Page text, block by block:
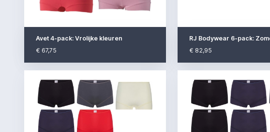
Avet 4-pack: Vrolijke kleuren
€ 67,75
RJ Bodywear 6-pack:
€ 82,95